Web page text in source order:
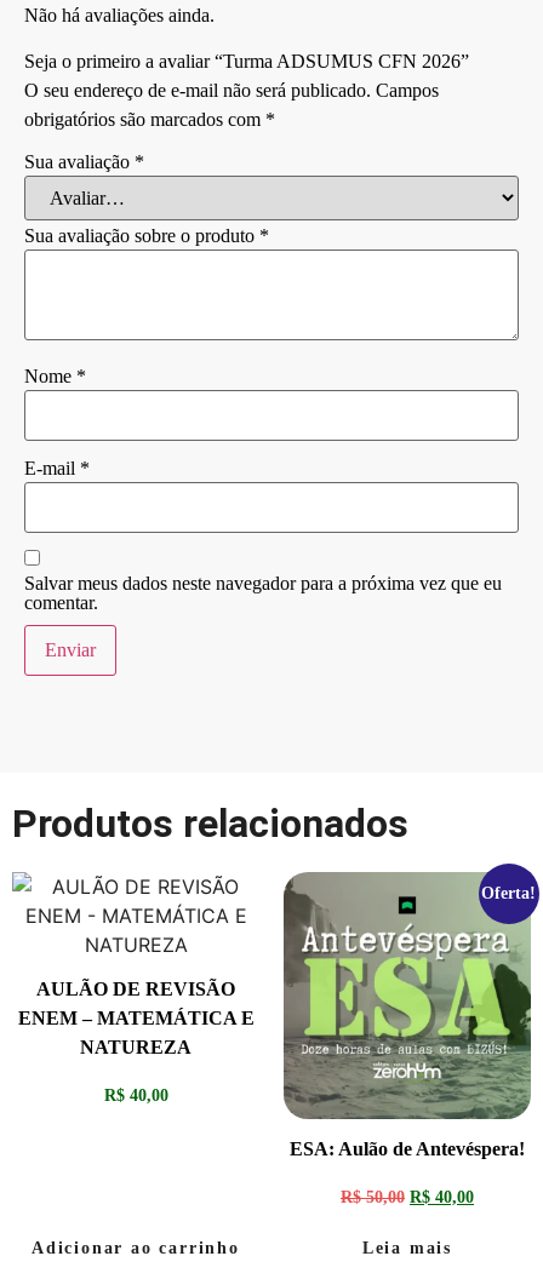
Não há avaliações ainda.
Seja o primeiro a avaliar “Turma ADSUMUS CFN 2026”
O seu endereço de e-mail não será publicado. Campos
obrigatórios são marcados com *
Sua avaliação *
Sua avaliação sobre o produto *
Nome *
E-mail *
Salvar meus dados neste navegador para a próxima vez que eu
comentar.
Produtos relacionados
AULÃO DE REVISÃO
ENEM – MATEMÁTICA E
NATUREZA
R$40,00
Adicionar ao carrinho
Oferta!
ESA: Aulão de Antevéspera!
R$50,00 R$ 40,00
Leia mais